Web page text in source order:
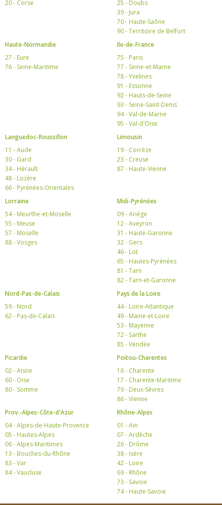
20 - Corse
25 - Doubs
39 - Jura
70 - Haute-Saône
90 - Territoire de Belfort
Haute-Normandie
27 - Eure
76 - Seine-Maritime
Ile-de-France
75 - Paris
77 - Seine-et-Marne
78 - Yvelines
91 - Essonne
92 - Hauts-de-Seine
93 - Seine-Saint-Denis
94 - Val-de-Marne
95 - Val-d'Oise
Languedoc-Roussillon
11 - Aude
30 - Gard
34 - Hérault
48 - Lozère
66 - Pyrénées-Orientales
Limousin
19 - Corrèze
23 - Creuse
87 - Haute-Vienne
Lorraine
54 - Meurthe-et-Moselle
55 - Meuse
57 - Moselle
88 - Vosges
Midi-Pyrénées
09 - Ariège
12 - Aveyron
31 - Haute-Garonne
32 - Gers
46 - Lot
65 - Hautes-Pyrénées
81 - Tarn
82 - Tarn-et-Garonne
Nord-Pas-de-Calais
59 - Nord
62 - Pas-de-Calais
Pays de la Loire
44 - Loire-Atlantique
49 - Maine-et-Loire
53 - Mayenne
72 - Sarthe
85 - Vendée
Picardie
02 - Aisne
60 - Oise
80 - Somme
Poitou-Charentes
16 - Charente
17 - Charente-Maritime
79 - Deux-Sèvres
86 - Vienne
Prov.-Alpes-Côte-d'Azur
04 - Alpes-de-Haute-Provence
05 - Hautes-Alpes
06 - Alpes-Maritimes
13 - Bouches-du-Rhône
83 - Var
84 - Vaucluse
Rhône-Alpes
01 - Ain
07 - Ardèche
26 - Drôme
38 - Isère
42 - Loire
69 - Rhône
73 - Savoie
74 - Haute-Savoie